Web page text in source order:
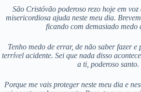
São Cristóvão poderoso rezo hoje em
misericordiosa ajuda neste meu dia.
ficando com demasiado medo
Tenho medo de errar, de não saber fazer
terrível acidente. Sei que nada disso
a ti, poderoso santo.
Porque me vais proteger neste meu dia e